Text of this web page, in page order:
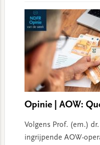
Opinie | AOW:
Volgens Prof. (em.) dr.
ingrijpende AOW-